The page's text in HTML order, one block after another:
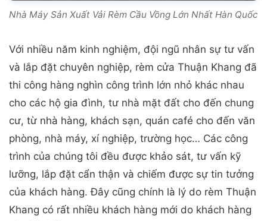
Nhà Máy Sản Xuất Vải Rèm Cầu Vồng Lớn Nhất Hàn Quốc
Với nhiều năm kinh nghiệm, đội ngũ nhân sự tư vấn
và lắp đặt chuyên nghiệp, rèm cửa Thuận Khang đã
thi công hàng nghìn công trình lớn nhỏ khác nhau
cho các hộ gia đình, tư nhà mặt đất cho đến chung
cư, từ nhà hàng, khách sạn, quán café cho đến văn
phòng, nhà máy, xí nghiệp, trường học… Các công
trình của chúng tôi đều được khảo sát, tư vấn kỹ
lưỡng, lắp đặt cẩn thận và chiếm được sự tin tưởng
của khách hàng. Đây cũng chính là lý do rèm Thuận
Khang có rất nhiều khách hàng mới do khách hàng